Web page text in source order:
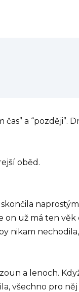
a “později”.
oběd.
už má ten věk
nikam
a lenoch.
všechno pro